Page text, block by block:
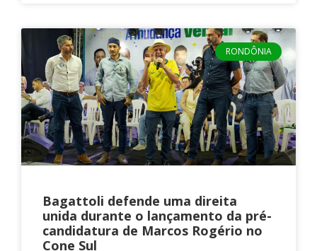
RONDÔNIA
Bagattoli defende uma direita
unida durante o lançamento da pré-
candidatura de Marcos Rogério no
Cone Sul